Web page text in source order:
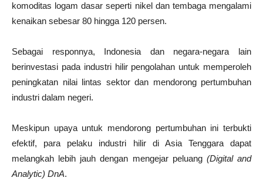
komoditas logam dasar seperti nikel dan tembaga mengalami
kenaikan sebesar 80 hingga 120 persen.
Sebagai responnya, Indonesia dan negara-negara lain
berinvestasi pada industri hilir pengolahan untuk memperoleh
peningkatan nilai lintas sektor dan mendorong pertumbuhan
industri dalam negeri.
Meskipun upaya untuk mendorong pertumbuhan ini terbukti
efektif, para pelaku industri hilir di Asia Tenggara dapat
melangkah lebih jauh dengan mengejar peluang (Digital and
Analytic) DnA.